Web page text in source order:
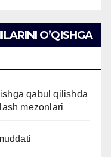
O’QISHGA
qabul qilishda
mezonlari